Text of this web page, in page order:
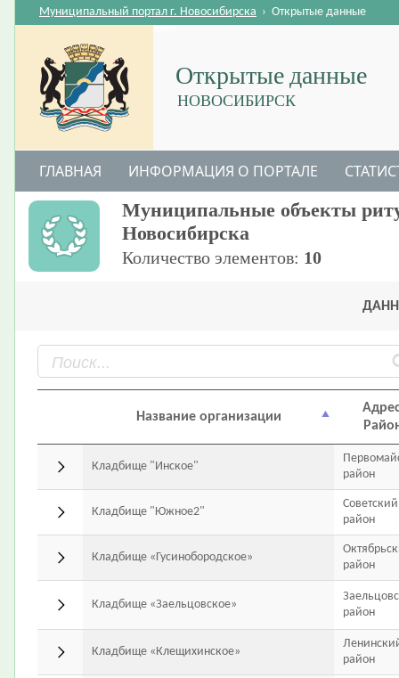
Открытые данные
НОВОСИБИРСК
Муниципальный портал г. Новосибирска › Открытые данные
ГЛАВНАЯ ИНФОРМАЦИЯ О ПОРТАЛЕ
Муниципальные объекты
Новосибирска​
Количество элементов: 10
Название организации
Кладбище "Инское"
район
Кладбище "Южное2"
Советский
район
Кладбище «Гусинобородское»
район
Кладбище «Заельцовское»
район
Кладбище «Клещихинское»
район